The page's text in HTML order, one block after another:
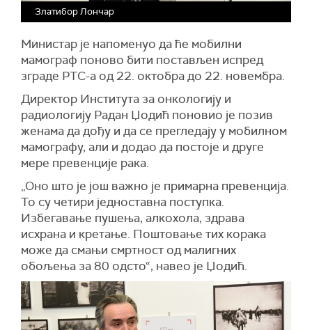
Златибор Лончар
Министар је напоменуо да ће мобилни
мамограф поново бити постављен испред
зграде РТС-а од 22. октобра до 22. новембра.
Директор Института за онкологију и
радиологију Радан Џодић поновио је позив
женама да дођу и да се прегледају у мобилном
мамографу, али и додао да постоје и друге
мере превенције рака.
„Оно што је још важно је примарна превенција.
То су четири једноставна поступка.
Избегавање пушења, алкохола, здрава
исхрана и кретање. Поштовање тих корака
може да смањи смртност од малигних
обољења за 80 одсто“, навео је Џодић.